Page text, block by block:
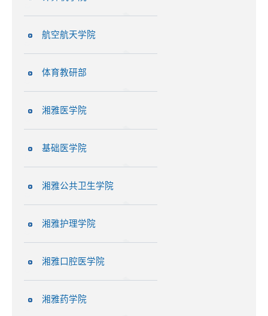
航空航天学院
体育教研部
湘雅医学院
基础医学院
湘雅公共卫生学院
湘雅护理学院
湘雅口腔医学院
湘雅药学院